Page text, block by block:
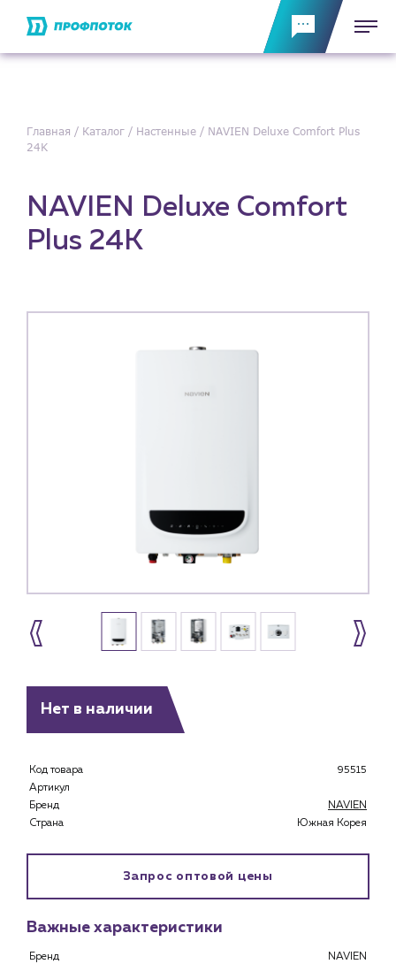
Главная Каталог Настенные
NAVIEN Deluxe Comfort Plus
24K
NAVIEN Deluxe Comfort
Plus 24K
Нет в наличии
Код товара
95515
Артикул
Бренд
NAVIEN
Страна
Южная Корея
Запрос оптовой цены
Важные характеристики
Бренд
NAVIEN